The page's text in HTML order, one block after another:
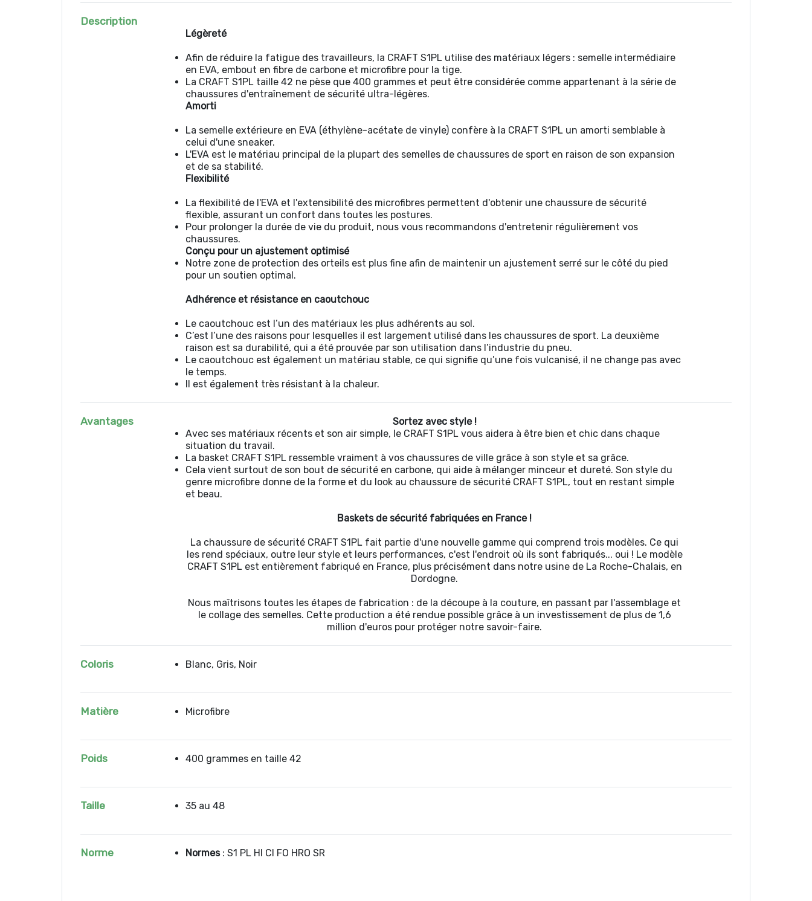
Description
Légèreté
Afin de réduire la fatigue des travailleurs, la CRAFT S1PL utilise des matériaux légers : semelle intermédiaire
en EVA, embout en fibre de carbone et microfibre pour la tige.
La CRAFT S1PL taille 42 ne pèse que 400 ​​grammes et peut être considérée comme appartenant à la série de
chaussures d'entraînement de sécurité ultra-légères.
Amorti
La semelle extérieure en EVA (éthylène-acétate de vinyle) confère à la CRAFT S1PL un amorti semblable à
celui d'une sneaker.
L'EVA est le matériau principal de la plupart des semelles de chaussures de sport en raison de son expansion
et de sa stabilité.
Flexibilité
La flexibilité de l'EVA et l'extensibilité des microfibres permettent d'obtenir une chaussure de sécurité
flexible, assurant un confort dans toutes les postures.
Pour prolonger la durée de vie du produit, nous vous recommandons d'entretenir régulièrement vos
chaussures.
Conçu pour un ajustement optimisé
Notre zone de protection des orteils est plus fine afin de maintenir un ajustement serré sur le côté du pied
pour un soutien optimal.
Adhérence et résistance en caoutchouc
Le caoutchouc est l’un des matériaux les plus adhérents au sol.
C’est l’une des raisons pour lesquelles il est largement utilisé dans les chaussures de sport. La deuxième
raison est sa durabilité, qui a été prouvée par son utilisation dans l’industrie du pneu.
Le caoutchouc est également un matériau stable, ce qui signifie qu’une fois vulcanisé, il ne change pas avec
le temps.
Il est également très résistant à la chaleur.
Avantages
Sortez avec style !
Avec ses matériaux récents et son air simpl͏e͏, le CRAFT S1PL vous aidera à être bien et chic dans chaque
situation du travail.
La basket CRAFT S1PL ressemble vraiment à vos chaussures de ville grâce à son style et sa grâce.
Cela vient surtout de son bout de sécurité en carbone, qui aide à mélanger minceur et dureté. Son style du
genre microfibre donne de la forme et du look au chaussure de sécurité CRAFT S1PL, tout en restant simple
et beau.
Baskets de sécurité fabriquées en France !
La chaussure de sécurité CRAFT S1PL fait partie d'une nouvelle gamme qui comprend trois modèles. Ce qui
les rend spéciaux, outre leur style et leurs performances, c'est l'endroit où ils sont fabriqués... oui ! Le modèle
CRAFT S1PL est entièrement fabriqué en France, plus précisément dans notre usine de La Roche-Chalais, en
Dordogne.
Nous maîtrisons toutes les étapes de fabrication : de la découpe à la couture, en passant par l'assemblage et
le collage des semelles. Cette production a été rendue possible grâce à un investissement de plus de 1,6
million d'euros pour protéger notre savoir-faire.
Coloris Blanc, Gris, Noir
Matière Microfibre
Poids 400 grammes en taille 42
Taille 35 au 48
Norme Normes: S1 PL HI CI FO HRO SR